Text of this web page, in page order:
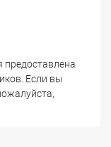
предоставлена
Если вы